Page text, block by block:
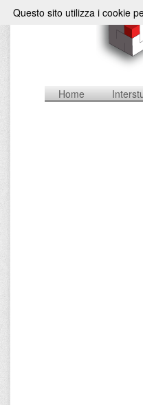
Home
Questo sito utilizza i cookie